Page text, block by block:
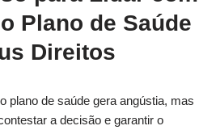
Plano de Saúde
Direitos
plano de saúde gera angústia, mas
a decisão e garantir o